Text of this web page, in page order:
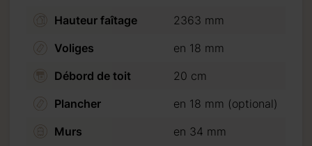
Hauteur faîtage
2363 mm
Voliges
en 18 mm
Débord de toit
20 cm
Plancher
en 18 mm (optional)
Murs
en 34 mm